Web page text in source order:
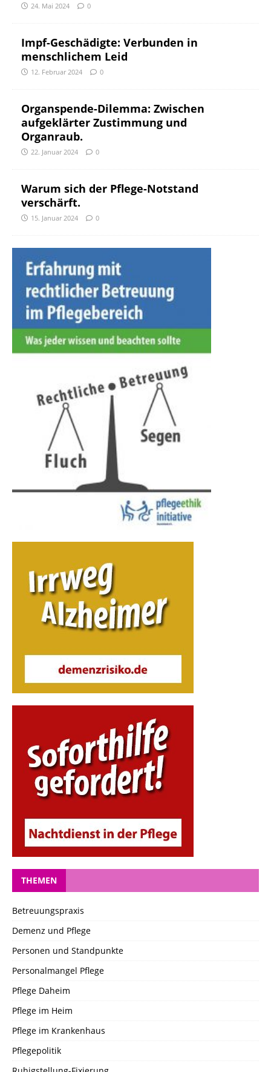
24. Mai 2024 0
Impf-Geschädigte: Verbunden in
menschlichem Leid
12. Februar 2024 0
Organspende-Dilemma: Zwischen
aufgeklärter Zustimmung und
Organraub.
22. Januar 2024 0
Warum sich der Pflege-Notstand
verschärft.
15. Januar 2024 0
THEMEN
Betreuungspraxis
Demenz und Pflege
Personen und Standpunkte
Personalmangel Pflege
Pflege Daheim
Pflege im Heim
Pflege im Krankenhaus
Pflegepolitik